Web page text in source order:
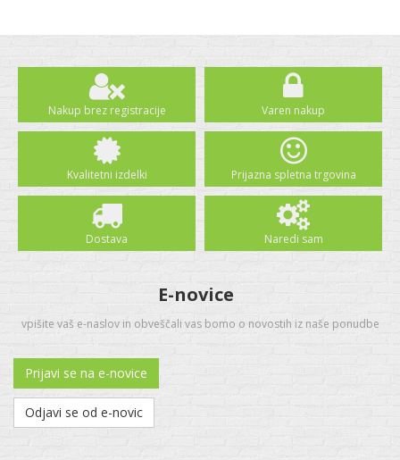
Nakup brez registracije Varen nakup
Kvalitetni izdelki Prijazna spletna trgovina
Dostava Naredi sam
E-novice
vpišite vaš e-naslov in obveščali vas bomo o novostih iz naše ponudbe
Prijavi se na e-novice
Odjavi se od e-novic